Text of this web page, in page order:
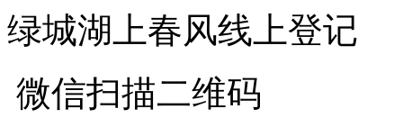
绿城湖上春风线上登记
微信扫描二维码